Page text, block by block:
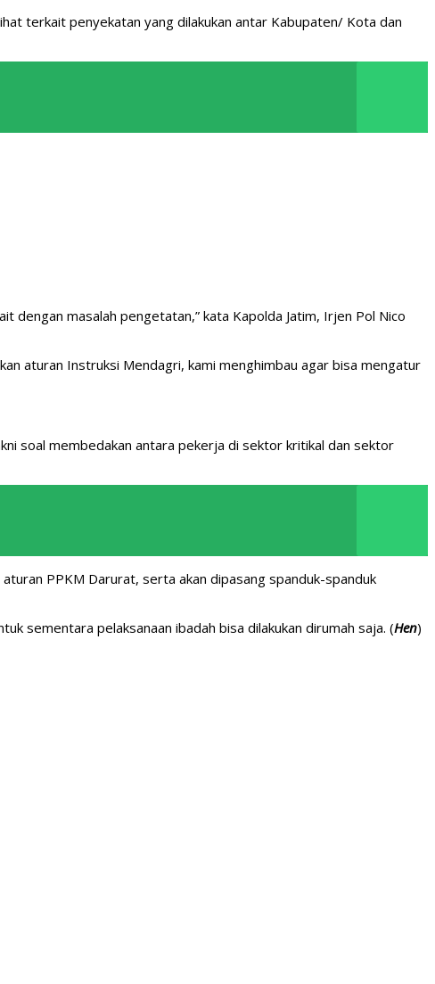
terkait penyekatan yang dilakukan antar Kabupaten/ Kota dan
dengan masalah pengetatan,” kata Kapolda Jatim, Irjen Pol Nico
aturan Instruksi Mendagri, kami menghimbau agar bisa mengatur
soal membedakan antara pekerja di sektor kritikal dan sektor
PPKM Darurat, serta akan dipasang spanduk-spanduk
sementara pelaksanaan ibadah bisa dilakukan dirumah saja. (Hen)